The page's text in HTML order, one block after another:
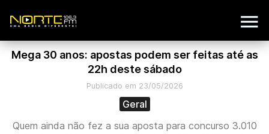
Mega 30 anos: apostas podem ser feitas até as
22h deste sábado
Publicado em 23/05/2026
Geral
Quem ainda não fez a sua aposta para concurso 3.010